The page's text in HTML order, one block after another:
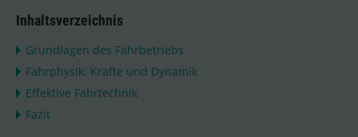
Inhaltsverzeichnis
Grundlagen des Fahrbetriebs
Fahrphysik: Kräfte und Dynamik
Effektive Fahrtechnik
Fazit